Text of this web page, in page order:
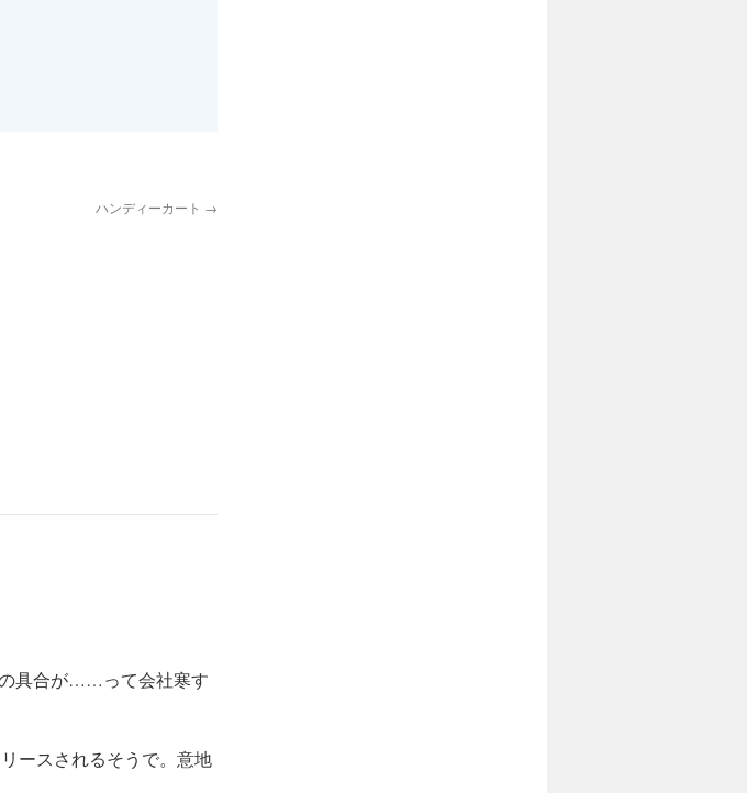
ハンディーカート →
具合が……って会社寒す
ースされるそうで。意地